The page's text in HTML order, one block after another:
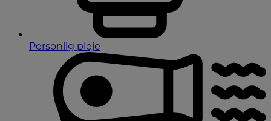
Personlig pleje